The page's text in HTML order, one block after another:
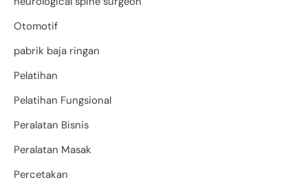
Otomotif
pabrik baja ringan
Pelatihan
Pelatihan Fungsional
Peralatan Bisnis
Peralatan Masak
Percetakan